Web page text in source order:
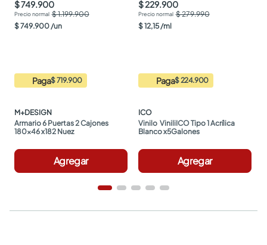
$ 749.900
$ 1.199.900
$749.900 /un
Paga$ 719.900
M+DESIGN
Armario 6 Puertas 2 Cajones
180x46 x182 Nuez
Agregar
$ 229.900
$ 279.990
$12,15 /ml
Paga$ 224.900
ICO
Vinilo  ViniliICO Tipo 1 Acrílica
Blanco x5Galones
Agregar